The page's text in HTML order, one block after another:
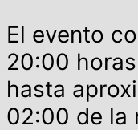
El evento
20:00
hasta
02:00 de la